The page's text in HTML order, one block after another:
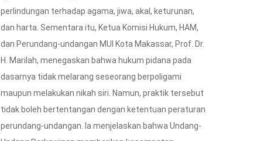
perlindungan terhadap agama, jiwa, akal, keturunan,
dan harta. Sementara itu, Ketua Komisi Hukum, HAM,
dan Perundang-undangan MUI Kota Makassar, Prof. Dr.
H. Marilah, menegaskan bahwa hukum pidana pada
dasarnya tidak melarang seseorang berpoligami
maupun melakukan nikah siri. Namun, praktik tersebut
tidak boleh bertentangan dengan ketentuan peraturan
perundang-undangan. Ia menjelaskan bahwa Undang-